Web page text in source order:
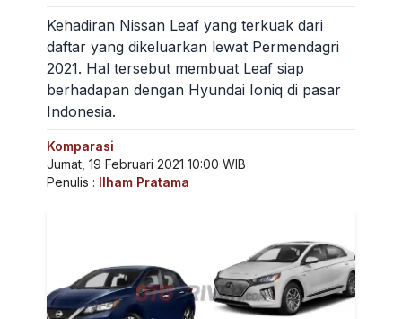
Kehadiran Nissan Leaf yang terkuak dari
daftar yang dikeluarkan lewat Permendagri
2021. Hal tersebut membuat Leaf siap
berhadapan dengan Hyundai Ioniq di pasar
Indonesia.
Komparasi
Jumat, 19 Februari 2021 10:00 WIB
Penulis : Ilham Pratama